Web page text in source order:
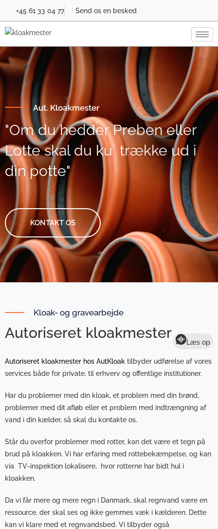
+45 61 33 04 77 Send os en besked
Aut. Kloakmester
"Om du hedder Preben eller
Lotte skal du ku´ trække ud i
din potte"
KONTAKT OS
Kloak- og gravearbejde
Autoriseret kloakmester
Læs op
Autoriseret kloakmester hos AutKloak tilbyder udførelse af vores
services både for private, til erhverv og offentlige institutioner.
Har du problemer med din kloak, et problem med din brønd,
problemer med dit afløb eller et problem med indtrængning af
vand i din kælder, så skal du kontakte os.
Står du overfor problemer med rotter, kan det være et tegn på
brud på kloakken. Vi har erfaring med rottebekæmpelse, og kan
via TV-inspektion lokalisere, hvor rotterne har bidt hul i
kloakken.
Da vi får mere og mere regn i Danmark, skal regnvand være en
ressource, der skal ses og ikke gemmes væk i kælderen. Dette
kan vi klare med et regnvandsbed. Vi tilbyder også